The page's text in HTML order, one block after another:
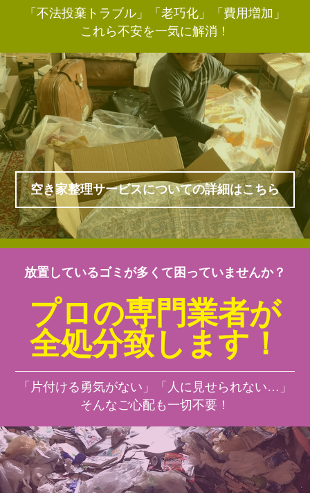
「不法投棄トラブル」「老巧化」「費用増加」
これら不安を一気に解消！
空き家整理サービスについての詳細はこちら
放置しているゴミが多くて困っていませんか？
プロの専門業者が
全処分致します！
「片付ける勇気がない」「人に見せられない…」
そんなご心配も一切不要！